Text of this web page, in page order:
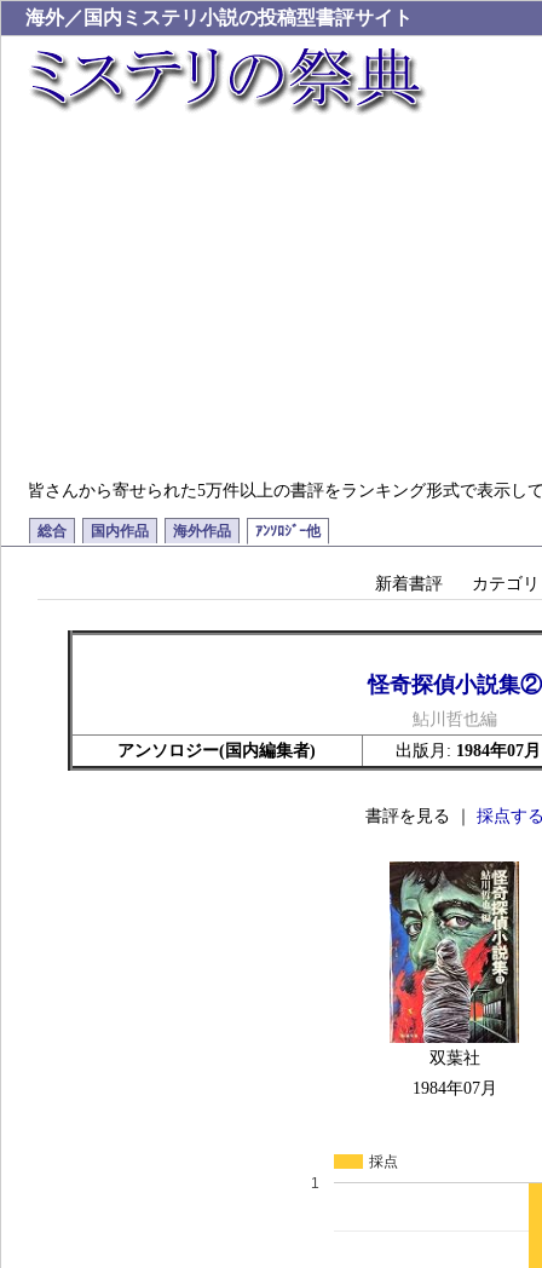
海外／国内ミステリ小説の投稿型書評サイト
皆さんから寄せられた5万件以上の書評をランキング形式で表示し
総合 国内作品 海外作品 ｱﾝｿﾛｼﾞｰ他
新着書評 カテゴリ
怪奇探偵小説集②
鮎川哲也編
アンソロジー(国内編集者)
出版月: 1984年07月
書評を見る ｜ 採点す
双葉社
1984年07月
採点
1